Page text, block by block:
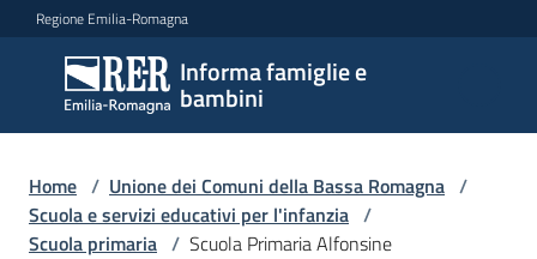
Vai al contenuto
Vai alla navigazione
Vai al footer
Regione Emilia-Romagna
Informa famiglie e
bambini
Informa
famiglie
e
bambini
Home / Unione dei Comuni della Bassa Romagna /
Scuola e servizi educativi per l'infanzia /
Scuola primaria / Scuola Primaria Alfonsine